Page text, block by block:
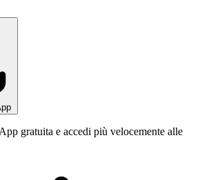
gratuita e accedi più velocemente alle